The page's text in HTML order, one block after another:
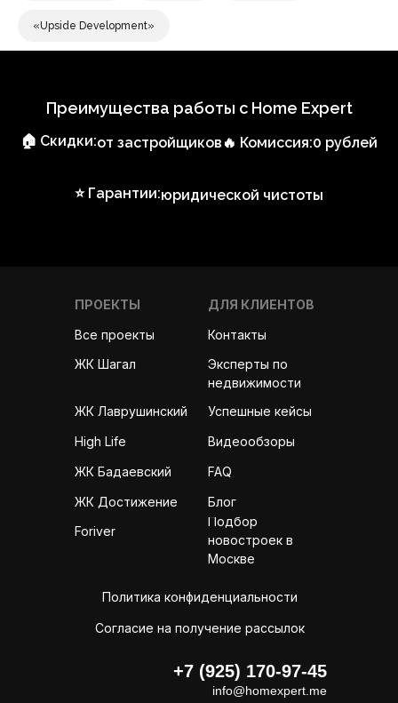
«Upside Development»
Преимущества работы с Home Expert
🏠 Скидки:от застройщиков 🔥 Комиссия:0 рублей
⭐ Гарантии:юридической чистоты
ПРОЕКТЫ
info@homexpert.me
+7 (925) 170-97-45
ДЛЯ КЛИЕНТОВ
Контакты
Эксперты по
недвижимости
Успешные кейсы
Видеообзоры
FAQ
Блог
Подбор
новостроек в
Москве
Политика конфиденциальности
Согласие на получение рассылок
Foriver
ЖК Достижение
ЖК Бадаевский
High Life
ЖК Лаврушинский
ЖК Шагал
Все проекты